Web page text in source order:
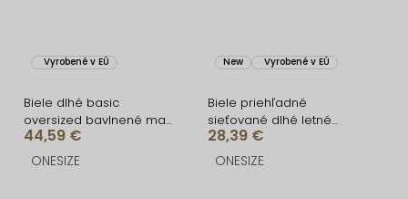
Vyrobené v EÚ
Biele dlhé basic
oversized bavlnené maxi
košeľové šaty FLARETA
44,59 €
ONESIZE
New Vyrobené v EÚ
Biele priehľadné
sieťované dlhé letné
šaty LOUVERA
28,39 €
ONESIZE